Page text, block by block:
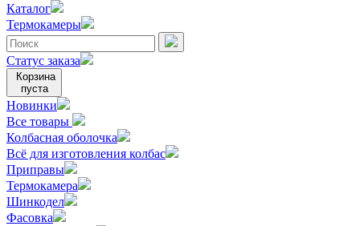
Каталог
Термокамеры
Статус заказа
Корзина
пуста
Новинки
Все товары
Колбасная оболочка
Всё для изготовления колбас
Приправы
Термокамера
Шинкодел
Фасовка